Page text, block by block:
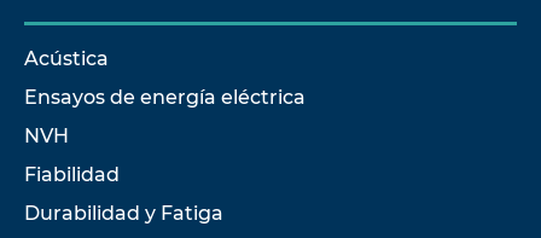
Acústica
Ensayos de energía eléctrica
NVH
Fiabilidad
Durabilidad y Fatiga